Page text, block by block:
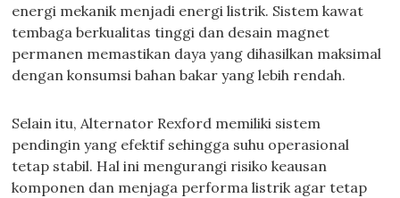
energi mekanik menjadi energi listrik. Sistem kawat
tembaga berkualitas tinggi dan desain magnet
permanen memastikan daya yang dihasilkan maksimal
dengan konsumsi bahan bakar yang lebih rendah.
Selain itu, Alternator Rexford memiliki sistem
pendingin yang efektif sehingga suhu operasional
tetap stabil. Hal ini mengurangi risiko keausan
komponen dan menjaga performa listrik agar tetap